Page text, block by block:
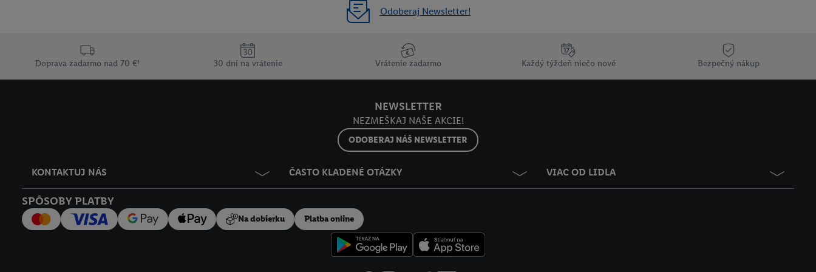
Odoberaj Newsletter!
Doprava zadarmo nad 70 €¹ 30 dní na vrátenie Vrátenie zadarmo Každý týždeň niečo nové Bezpečný nákup
NEWSLETTER
NEZMEŠKAJ NAŠE AKCIE!
ODOBERAJ NÁŠ NEWSLETTER
KONTAKTUJ NÁS ČASTO KLADENÉ OTÁZKY VIAC OD LIDLA
SPÔSOBY PLATBY
Na dobierku Platba online